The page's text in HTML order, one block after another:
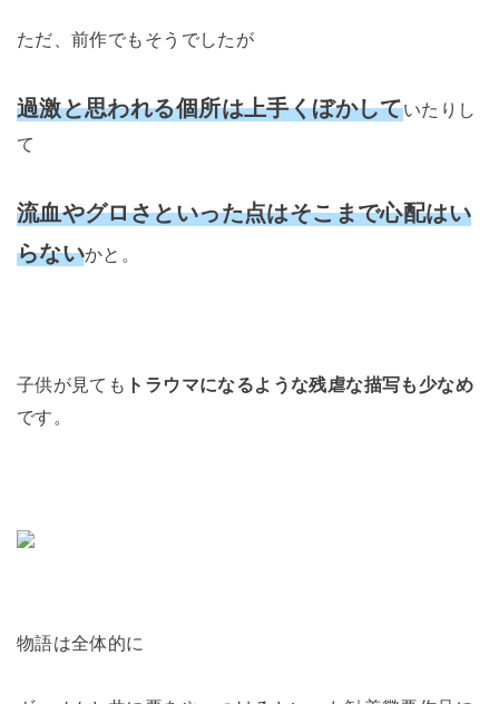
ただ、前作でもそうでしたが
過激と思われる個所は上手くぼかしていたりし
て
流血やグロさといった点はそこまで心配はい
らないかと。
子供が見ても トラウマになるような残虐な描写も少なめ
です。
物語は全体的に